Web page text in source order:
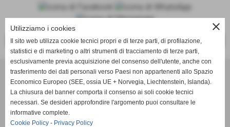
<<
ASD Atletica Castello
Via Reginaldo Giuliani, 518 - 50141 Firenze (FI)
P.IVA 01621990488
close
Utilizziamo i cookies
Il sito web utilizza cookie tecnici propri e di terze parti, di profilazione,
statistici e di marketing o altri strumenti di tracciamento di terze parti,
esclusivamente previa acquisizione del consenso dell'utente, anche con
trasferimento dei dati personali verso Paesi non appartenenti allo Spazio
Economico Europeo (SEE, ossia UE + Norvegia, Liechtenstein, Islanda).
La chiusura del banner comporta il consenso ai soli cookie tecnici
necessari. Se desideri approfondire l'argomento puoi consultare le
informative complete.
Cookie Policy - Privacy Policy